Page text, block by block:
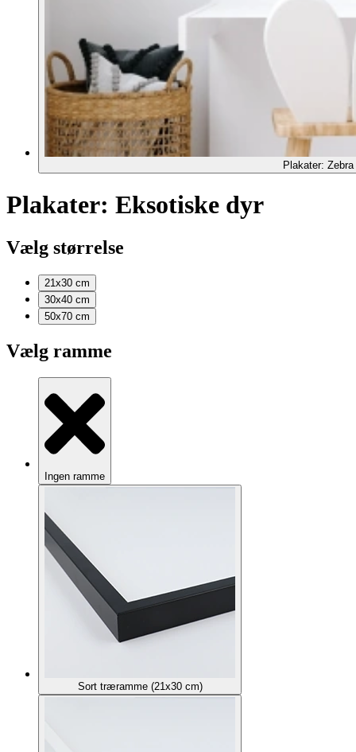
Plakater: Zebra
Plakater: Eksotiske dyr
Vælg størrelse
21x30 cm
30x40 cm
50x70 cm
Vælg ramme
Ingen ramme
Sort træramme (21x30 cm)